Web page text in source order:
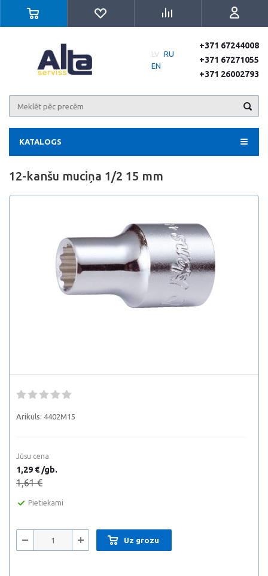
LV RU
EN
+371 67244008
+371 67271055
+371 26002793
KATALOGS
12-kanšu muciņa 1/2 15 mm
Arikuls: 4402M15
Jūsu cena
1,29 € /gb.
1,61 €
Pietiekami
Uz grozu